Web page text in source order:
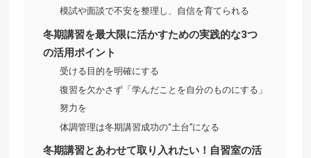
模試や面談で不安を整理し、自信を育てられる
冬期講習を最大限に活かすための実践的な3つ
の活用ポイント
受ける目的を明確にする
復習を欠かさず「学んだことを自分のものにする」
努力を
体調管理は冬期講習成功の“土台”になる
冬期講習とあわせて取り入れたい！自習室の活